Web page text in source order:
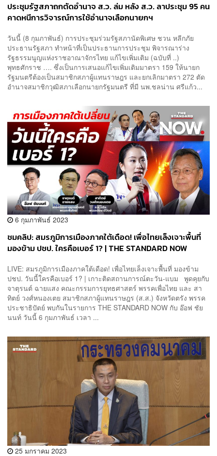
ประชุมรัฐสภาถกตัดอำนาจ ส.ว. ล่ม หลัง ส.ว. ลาประชุม 95 คน
คาดหนีการวิจารณ์การใช้อำนาจเลือกนายกฯ
วันนี้ (8 กุมภาพันธ์) การประชุมร่วมรัฐสภานัดพิเศษ ชวน หลีกภัย
ประธานรัฐสภา ทำหน้าที่เป็นประธานการประชุม พิจารณาร่าง
รัฐธรรมนูญแห่งราชอาณาจักรไทย แก้ไขเพิ่มเติม (ฉบับที่ ..)
พุทธศักราช …. ซึ่งเป็นการเสนอแก้ไขเพิ่มเติมมาตรา 159 ให้นายก
รัฐมนตรีต้องเป็นสมาชิกสภาผู้แทนราษฎร และยกเลิกมาตรา 272 ตัด
อำนาจสมาชิกวุฒิสภาเลือกนายกรัฐมนตรี ที่มี นพ.ชลน่าน ศรีแก้ว...
6 กุมภาพันธ์ 2023
ชมคลิป: สมรภูมิการเมืองภาคใต้เดือด! เพื่อไทยเล็งเจาะพื้นที่
มองข้าม ปชป. ใครคือเบอร์ 1? | THE STANDARD NOW
LIVE: สมรภูมิการเมืองภาคใต้เดือด! เพื่อไทยเล็งเจาะพื้นที่ มองข้าม
ปชป. วันนี้ใครคือเบอร์ 1? | เกาะติดสถานการณ์ตะวัน-แบม พูดคุยกับ
จาตุรนต์ ฉายแสง คณะกรรมการยุทธศาสตร์ พรรคเพื่อไทย และ สา
ทิตย์ วงศ์หนองเตย สมาชิกสภาผู้แทนราษฎร (ส.ส.) จังหวัดตรัง พรรค
ประชาธิปัตย์ พบกันในรายการ THE STANDARD NOW กับ อ๊อฟ ชัย
นนท์ วันนี้ 6 กุมภาพันธ์ เวลา ...
25 มกราคม 2023